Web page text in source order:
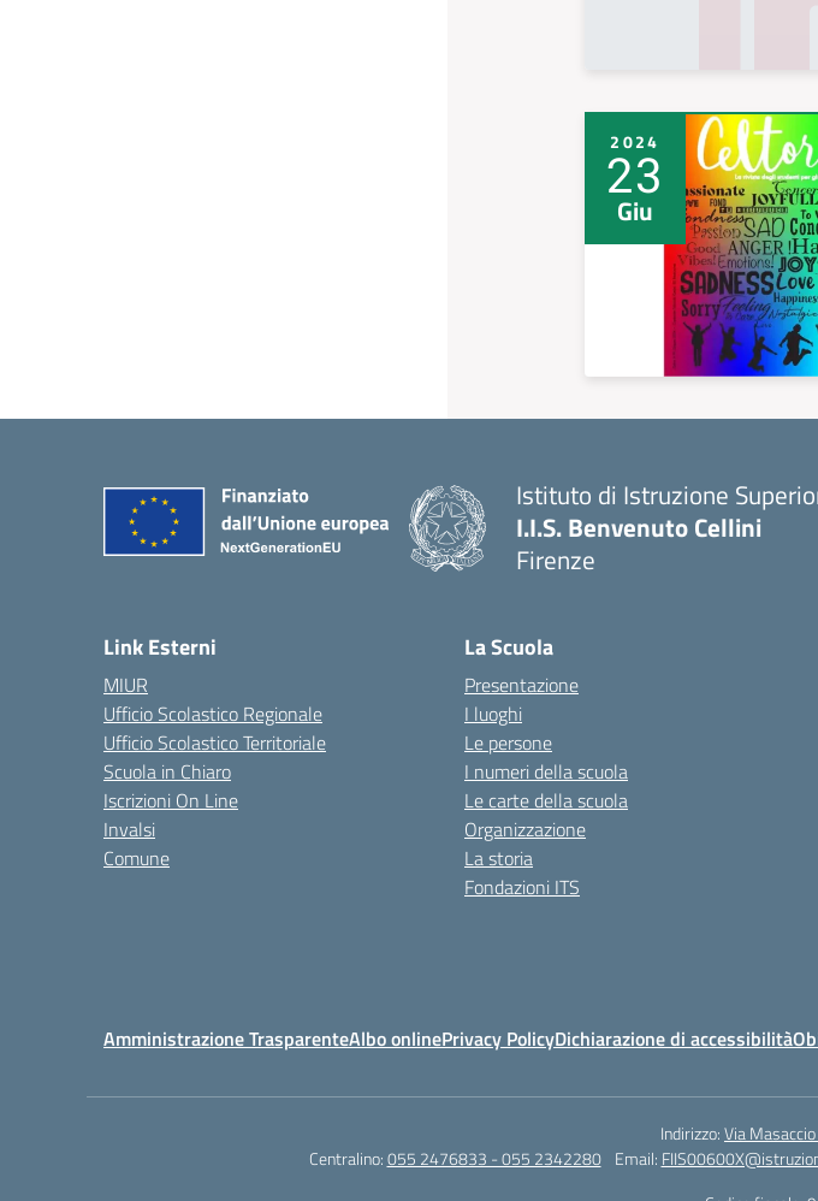
2024
23
Giu
Istituto di Istruzione
I.I.S. Benvenuto Cellini
Firenze
Link Esterni
MIUR
Ufficio Scolastico Regionale
Ufficio Scolastico Territoriale
Scuola in Chiaro
Iscrizioni On Line
Invalsi
Comune
La Scuola
Presentazione
I luoghi
Le persone
I numeri della scuola
Le carte della scuola
Organizzazione
La storia
Fondazioni ITS
Amministrazione TrasparenteAlbo onlinePrivacy PolicyDichiarazione di accessibilità
Indirizzo:Via
Centralino:055 2476833 - 055 2342280 Email: